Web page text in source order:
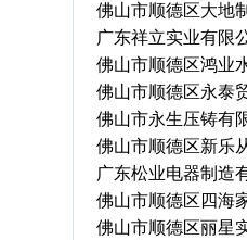
佛山市顺德区大地
广东祥立实业有限
佛山市顺德区鸿业
佛山市顺德区永泰
佛山市永生压铸有
佛山市顺德区新乐
广东松业电器制造
佛山市顺德区四海
佛山市顺德区丽星